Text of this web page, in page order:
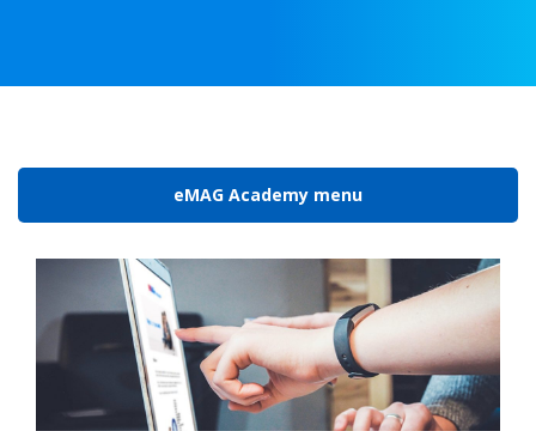
eMAG Academy menu